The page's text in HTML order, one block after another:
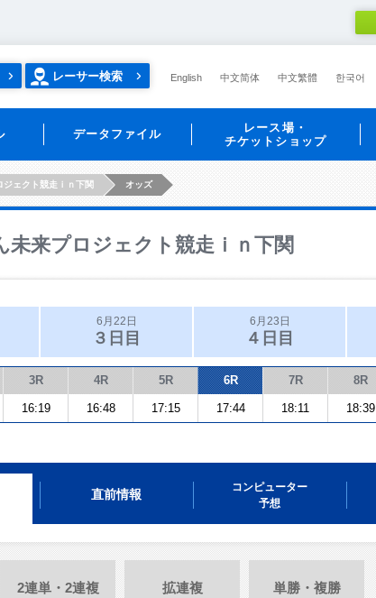
レーサー検索 English 中文简体 中文繁體 한국어
データファイル
レース場・
チケットショップ
ジェクト競走ｉｎ下関 オッズ
未来プロジェクト競走ｉｎ下関
6月22日
３日目
6月23日
４日目
3R 4R 5R 6R 7R 8R
16:19 16:48 17:15 17:44 18:11 18:39
直前情報
コンピューター
予想
2連単・2連複 拡連複 単勝・複勝